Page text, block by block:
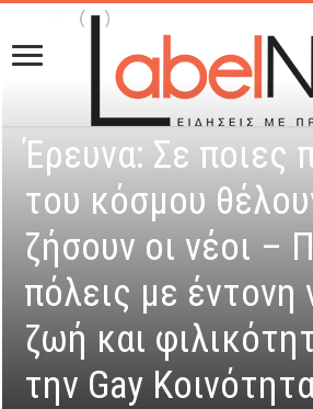
Έρευνα: Σε ποιες
του κόσμου
ζήσουν οι νέοι –
πόλεις με έντονη
ζωή και
την Gay